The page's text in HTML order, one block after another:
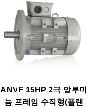
ANVF 15HP 2극 알루미
늄 프레임 수직형(플랜